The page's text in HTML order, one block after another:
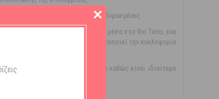
επιδερμίδας ακόμα και στις πιο διψασμένες.
πλαγκτού που αναπτύσσεται μέσα στο Rio Tinto, ένα
νερού της επιδερμίδας, ενεργοποιεί την κυκλοφορία
επίπεδα νερού στην επιδερμίδα καθώς είναι ιδιαίτερα